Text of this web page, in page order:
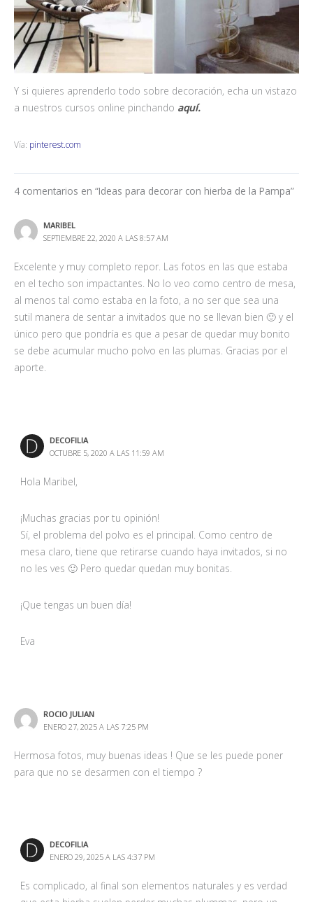
Y si quieres aprenderlo todo sobre decoración, echa un vistazo
a nuestros cursos online pinchando aquí.
Vía: pinterest.com
4 comentarios en “Ideas para decorar con hierba de la Pampa”
MARIBEL
SEPTIEMBRE 22, 2020 A LAS 8:57 AM
Excelente y muy completo repor. Las fotos en las que estaba
en el techo son impactantes. No lo veo como centro de mesa,
al menos tal como estaba en la foto, a no ser que sea una
sutil manera de sentar a invitados que no se llevan bien 🙂 y el
único pero que pondría es que a pesar de quedar muy bonito
se debe acumular mucho polvo en las plumas. Gracias por el
aporte.
DECOFILIA
OCTUBRE 5, 2020 A LAS 11:59 AM
Hola Maribel,
¡Muchas gracias por tu opinión!
Sí, el problema del polvo es el principal. Como centro de
mesa claro, tiene que retirarse cuando haya invitados, si no
no les ves 🙂 Pero quedar quedan muy bonitas.
¡Que tengas un buen día!
Eva
ROCIO JULIAN
ENERO 27, 2025 A LAS 7:25 PM
Hermosa fotos, muy buenas ideas ! Que se les puede poner
para que no se desarmen con el tiempo ?
DECOFILIA
ENERO 29, 2025 A LAS 4:37 PM
Es complicado, al final son elementos naturales y es verdad